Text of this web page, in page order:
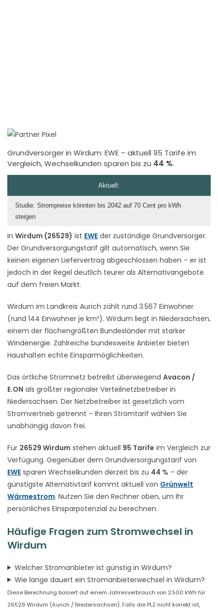
Grundversorger in Wirdum: EWE – aktuell 95 Tarife im
Vergleich, Wechselkunden sparen bis zu 44 %.
In Wirdum (26529) ist EWE der zuständige Grundversorger.
Der Grundversorgungstarif gilt automatisch, wenn Sie
keinen eigenen Liefervertrag abgeschlossen haben – er ist
jedoch in der Regel deutlich teurer als Alternativangebote
auf dem freien Markt.
Wirdum im Landkreis Aurich zählt rund 3.567 Einwohner
(rund 144 Einwohner je km²). Wirdum liegt in Niedersachsen,
einem der flächengrößten Bundesländer mit starker
Windenergie. Zahlreiche bundesweite Anbieter bieten
Haushalten echte Einsparmöglichkeiten.
Das örtliche Stromnetz betreibt überwiegend Avacon /
E.ON als größter regionaler Verteilnetzbetreiber in
Niedersachsen. Der Netzbetreiber ist gesetzlich vom
Stromvertrieb getrennt – Ihren Stromtarif wählen Sie
unabhängig davon frei.
Für 26529 Wirdum stehen aktuell 95 Tarife im Vergleich zur
Verfügung. Gegenüber dem Grundversorgungstarif von
EWE sparen Wechselkunden derzeit bis zu 44 % – der
günstigste Alternativtarif kommt aktuell von Grünwelt
Wärmestrom. Nutzen Sie den Rechner oben, um Ihr
persönliches Einsparpotenzial zu berechnen.
Häufige Fragen zum Stromwechsel in
Wirdum
Welcher Stromanbieter ist günstig in Wirdum?
Wie lange dauert ein Stromanbieterwechsel in Wirdum?
Diese Berechnung basiert auf einem Jahresverbrauch von 2.500 kWh für
26529 Wirdum (Aurich / Niedersachsen). Falls die PLZ nicht korrekt ist,
Aktuell:
Studie: Strompreise könnten bis 2042 auf 70 Cent pro kWh
steigen